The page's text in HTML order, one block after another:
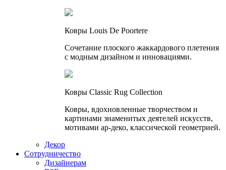
Ковры Louis De Poortere
Сочетание плоского жаккардового плетения
с модным дизайном и инновациями.
Ковры Classic Rug Collection
Ковры, вдохновленные творчеством и
картинами знаменитых деятелей искусств,
мотивами ар-деко, классической геометрией.
Декор
Сотрудничество
Дизайнерам